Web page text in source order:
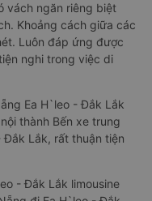
vách ngăn riêng biệt
Khoảng cách giữa các
Luôn đáp ứng được
nghi trong việc di
Ea H`leo - Đắk Lắk
thành Bến xe trung
Lắk, rất thuận tiện
- Đắk Lắk limousine